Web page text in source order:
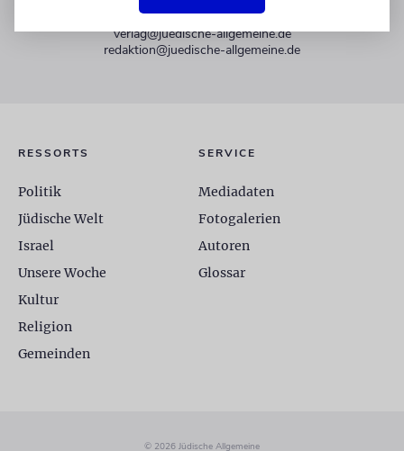
verlag@juedische-allgemeine.de
redaktion@juedische-allgemeine.de
RESSORTS
Politik
Jüdische Welt
Israel
Unsere Woche
Kultur
Religion
Gemeinden
SERVICE
Mediadaten
Fotogalerien
Autoren
Glossar
© 2026 Jüdische Allgemeine